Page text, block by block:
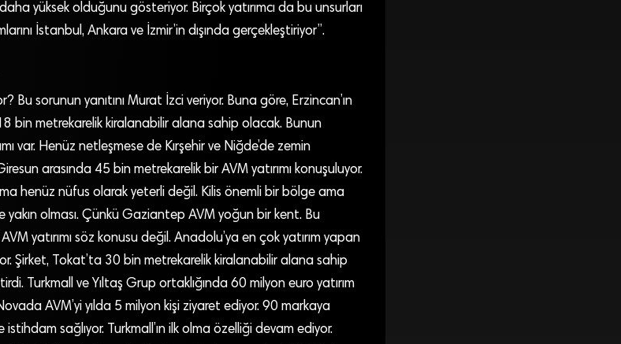
yüksek olduğunu gösteriyor. Birçok yatırımcı da bu unsurları
İstanbul, Ankara ve İzmir’in dışında gerçekleştiriyor”.
Bu sorunun yanıtını Murat İzci veriyor. Buna göre, Erzincan’ın
18 bin metrekarelik kiralanabilir alana sahip olacak. Bunun
var. Henüz netleşmese de Kırşehir ve Niğde’de zemin
arasında 45 bin metrekarelik bir AVM yatırımı konuşuluyor.
henüz nüfus olarak yeterli değil. Kilis önemli bir bölge ama
yakın olması. Çünkü Gaziantep AVM yoğun bir kent. Bu
yatırımı söz konusu değil. Anadolu’ya en çok yatırım yapan
Şirket, Tokat’ta 30 bin metrekarelik kiralanabilir alana sahip
Turkmall ve Yıltaş Grup ortaklığında 60 milyon euro yatırım
AVM’yi yılda 5 milyon kişi ziyaret ediyor. 90 markaya
sağlıyor. Turkmall’ın ilk olma özelliği devam ediyor.